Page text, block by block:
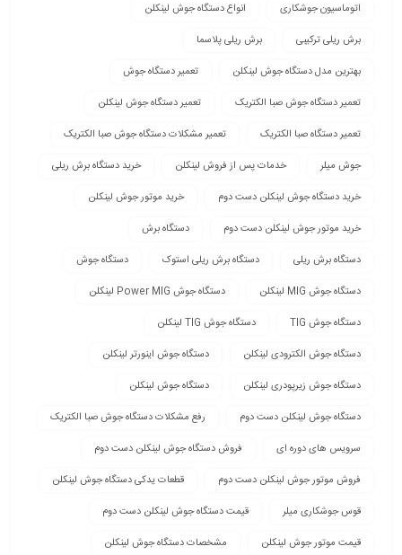
اتوماسیون جوشکاری
انواع دستگاه جوش لینکلن
برش ریلی ترکیبی
برش ریلی پلاسما
بهترین مدل دستگاه جوش لینکلن
تعمیر دستگاه جوش
تعمیر دستگاه جوش صبا الکتریک
تعمیر دستگاه جوش لینکلن
تعمیر دستگاه صبا الکتریک
تعمیر مشکلات دستگاه جوش صبا الکتریک
جوش میلر
خدمات پس از فروش لینکلن
خرید دستگاه برش ریلی
خرید دستگاه جوش لینکلن دست دوم
خرید موتور جوش لینکلن
خرید موتور جوش لینکلن دست دوم
دستگاه برش
دستگاه برش ریلی
دستگاه برش ریلی استوک
دستگاه جوش
دستگاه جوش MIG لینکلن
دستگاه جوش Power MIG لینکلن
دستگاه جوش TIG
دستگاه جوش TIG لینکلن
دستگاه جوش الکترودی لینکلن
دستگاه جوش اینورتر لینکلن
دستگاه جوش زیرپودری لینکلن
دستگاه جوش لینکلن
دستگاه جوش لینکلن دست دوم
رفع مشکلات دستگاه جوش صبا الکتریک
سرویس های دوره ای
فروش دستگاه جوش لینکلن دست دوم
فروش موتور جوش لینکلن دست دوم
قطعات یدکی دستگاه جوش لینکلن
قوس جوشکاری میلر
قیمت دستگاه جوش لینکلن دست دوم
قیمت موتور جوش لینکلن
مشخصات دستگاه جوش لینکلن